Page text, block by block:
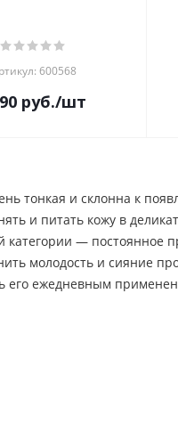
600568
руб./шт
тонкая и склонна к
и питать кожу в
категории —
молодость и сияние
его ежедневным